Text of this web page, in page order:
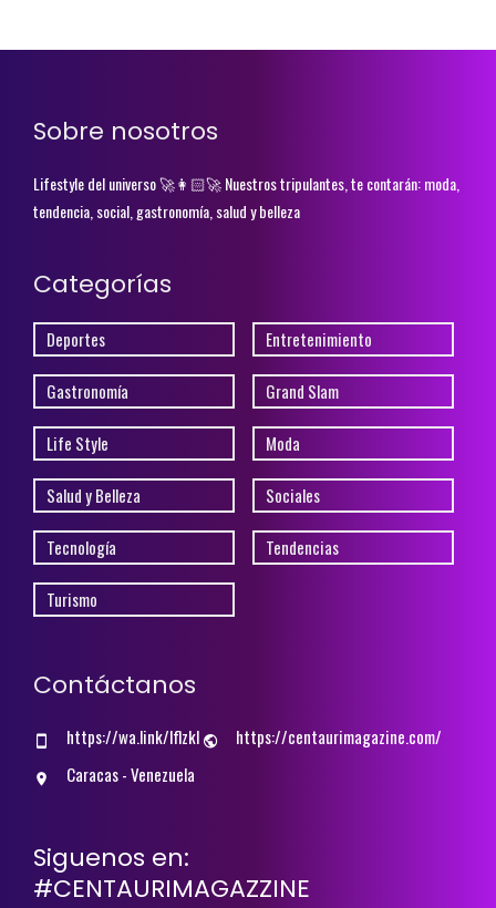
Sobre nosotros
Lifestyle del universo 🚀👩🏻‍🚀 Nuestros tripulantes, te contarán: moda,
tendencia, social, gastronomía, salud y belleza
Categorías
Deportes Entretenimiento
Gastronomía Grand Slam
Life Style Moda
Salud y Belleza Sociales
Tecnología Tendencias
Turismo
Contáctanos
https://wa.link/lflzkl
https://centaurimagazine.com/
Caracas - Venezuela
Siguenos en:
#CENTAURIMAGAZZINE